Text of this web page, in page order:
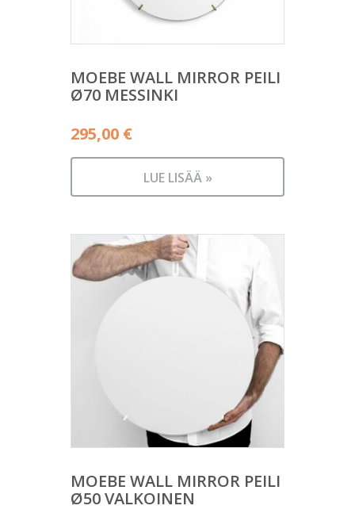
MOEBE WALL MIRROR PEILI
Ø70 MESSINKI
295,00 €
LUE LISÄÄ »
MOEBE WALL MIRROR PEILI
Ø50 VALKOINEN